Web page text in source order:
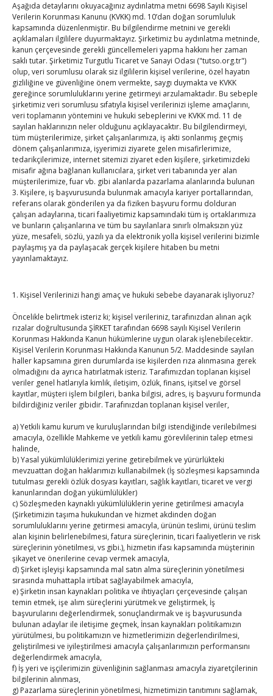
Aşağıda detaylarını okuyacağınız aydınlatma metni 6698 Sayılı Kişisel
Verilerin Korunması Kanunu (KVKK) md. 10’dan doğan sorumluluk
kapsamında düzenlenmiştir. Bu bilgilendirme metnini ve gerekli
açıklamaları ilgililere duyurmaktayız. Şirketimiz bu aydınlatma metninde,
kanun çerçevesinde gerekli güncellemeleri yapma hakkını her zaman
saklı tutar. Şirketimiz Turgutlu Ticaret ve Sanayi Odası ("tutso.org.tr")
olup, veri sorumlusu olarak siz ilgililerin kişisel verilerine, özel hayatın
gizliliğine ve güvenliğine önem vermekte, saygı duymakta ve KVKK
gereğince sorumluluklarını yerine getirmeyi arzulamaktadır. Bu sebeple
şirketimiz veri sorumlusu sıfatıyla kişisel verilerinizi işleme amaçlarını,
veri toplamanın yöntemini ve hukuki sebeplerini ve KVKK md. 11 de
sayılan haklarınızın neler olduğunu açıklayacaktır. Bu bilgilendirmeyi,
tüm müşterilerimize, şirket çalışanlarımıza, iş akti sonlanmış geçmiş
dönem çalışanlarımıza, işyerimizi ziyarete gelen misafirlerimize,
tedarikçilerimize, internet sitemizi ziyaret eden kişilere, şirketimizdeki
misafir ağına bağlanan kullanıcılara, şirket veri tabanında yer alan
müşterilerimize, fuar vb. gibi alanlarda pazarlama alanlarında bulunan
3. Kişilere, iş başvurusunda bulunmak amacıyla kariyer portallarından,
referans olarak gönderilen ya da fiziken başvuru formu dolduran
çalışan adaylarına, ticari faaliyetimiz kapsamındaki tüm iş ortaklarımıza
ve bunların çalışanlarına ve tüm bu sayılanlara sınırlı olmaksızın yüz
yüze, mesafeli, sözlü, yazılı ya da elektronik yolla kişisel verilerini bizimle
paylaşmış ya da paylaşacak gerçek kişilere hitaben bu metni
yayınlamaktayız.
1. Kişisel Verilerinizi hangi amaç ve hukuki sebebe dayanarak işliyoruz?
Öncelikle belirtmek isteriz ki; kişisel verileriniz, tarafınızdan alınan açık
rızalar doğrultusunda ŞİRKET tarafından 6698 sayılı Kişisel Verilerin
Korunması Hakkında Kanun hükümlerine uygun olarak işlenebilecektir.
Kişisel Verilerin Korunması Hakkında Kanunun 5/2. Maddesinde sayılan
haller kapsamına giren durumlarda ise kişilerden rıza alınmasına gerek
olmadığını da ayrıca hatırlatmak isteriz. Tarafımızdan toplanan kişisel
veriler genel hatlarıyla kimlik, iletişim, özlük, finans, işitsel ve görsel
kayıtlar, müşteri işlem bilgileri, banka bilgisi, adres, iş başvuru formunda
bildirdiğiniz veriler gibidir. Tarafınızdan toplanan kişisel veriler,
a) Yetkili kamu kurum ve kuruluşlarından bilgi istendiğinde verilebilmesi
amacıyla, özellikle Mahkeme ve yetkili kamu görevlilerinin talep etmesi
halinde,
b) Yasal yükümlülüklerimizi yerine getirebilmek ve yürürlükteki
mevzuattan doğan haklarımızı kullanabilmek (İş sözleşmesi kapsamında
tutulması gerekli özlük dosyası kayıtları, sağlık kayıtları, ticaret ve vergi
kanunlarından doğan yükümlülükler)
c) Sözleşmeden kaynaklı yükümlülüklerin yerine getirilmesi amacıyla
(Şirketimizin taşıma hukukundan ve hizmet akdinden doğan
sorumluluklarını yerine getirmesi amacıyla, ürünün teslimi, ürünü teslim
alan kişinin belirlenebilmesi, fatura süreçlerinin, ticari faaliyetlerin ve risk
süreçlerinin yönetilmesi, vs gibi.), hizmetin ifası kapsamında müşterinin
şikayet ve önerilerine cevap vermek amacıyla,
d) Şirket işleyişi kapsamında mal satın alma süreçlerinin yönetilmesi
sırasında muhattapla irtibat sağlayabilmek amacıyla,
e) Şirketin insan kaynakları politika ve ihtiyaçları çerçevesinde çalışan
temin etmek, işe alım süreçlerini yürütmek ve geliştirmek, İş
başvurularını değerlendirmek, sonuçlandırmak ve iş başvurusunda
bulunan adaylar ile iletişime geçmek, İnsan kaynakları politikamızın
yürütülmesi, bu politikamızın ve hizmetlerimizin değerlendirilmesi,
geliştirilmesi ve iyileştirilmesi amacıyla çalışanlarımızın performansını
değerlendirmek amacıyla,
f) İş yeri ve işçilerimizin güvenliğinin sağlanması amacıyla ziyaretçilerinin
bilgilerinin alınması,
g) Pazarlama süreçlerinin yönetilmesi, hizmetimizin tanıtımını sağlamak,
SEDDK Başkanı Menteş’e ziyaret
ByTUTSOon Ağu 8, 2026
Hisarcıklıoğlu ICCD Genel Sekreteri Khalawi ile görüştü
ByTUTSOon Ağu 7, 2026
Kahramanmaraş Ticaret ve Sanayi Odası’nın yeni
binası hizmete açıldı
ByTUTSOon Ağu 5, 2026
Diren ailesine taziye ziyareti
ByTUTSOon Ağu 4, 2026
Hisarcıklıoğlu, Ardahan Üniversitesi Rektörü Prof. Dr.
TUTSO on Ağu 4, 2026
Ağustos 2026
P
S Ç P C C
P
1
2
3
4 5 6 7 8
9
10
11 12 13 14 15
16
17
18 19 20 21 22
23
24
25 26 27 28 29
31
« Tem
E-BÜLTEN
Kasaba Ekonomi Dergisi
TOBB HABER
TUTSO İktisadi Durum Raporu
SEDDK Başkanı Menteş’e ziyaret
Hisarcıklıoğlu ICCD Genel Sekreteri Khalawi ile görüştü
Kahramanmaraş Ticaret ve Sanayi Odası’nın yeni
binası hizmete açıldı